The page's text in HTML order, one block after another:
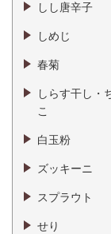
しし唐辛子
しめじ
春菊
しらす干し・
こ
白玉粉
ズッキーニ
スプラウト
せり